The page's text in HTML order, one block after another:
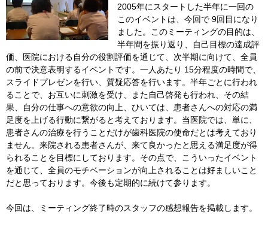
2005年にスタートした半年に一回の
このイベントは、今回で 9回目になり
ました。このミーティングの目的は、
半年間を振り返り、自己目標の達成評
価、医院における自分の役割評価を通じて、次半期に向けて、全員
の前で決意表明するイベントです。一人あたり 15分程度の時間で、
スライドプレゼンを行い、質疑応答を行います。半年ごとに行われ
ることで、お互いに刺激を受け、また自己啓発も行われ、その結
果、自分の仕事への意欲の向上、ひいては、患者さんへの対応の満
足度を上げる行動に繋がると考えております。当医院では、単に、
患者さんの治療を行うことだけが歯科医院の使命だとは考えており
ません。来院される患者さんが、来て良かったと思える満足度が得
られることを目標にしております。その点で、こういったイベント
を通じて、全員のモチベーションが向上されることは好ましいこと
だと思っております。今後も定期的に続けて参ります。
今回は、ミーティング終了時のスタッフの感想報告を掲載します。